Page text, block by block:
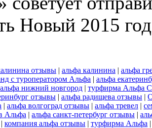
Новый 2015
отзывы | альфа калинина | альфа
с туроператором Альфа | альфа
альфа нижний новгород | турфирма Альфа
отзывы | альфа радищева отзывы |
| альфа волгоград отзывы | альфа тревел |
Альфа | альфа санкт-петербург отзывы |
| компания альфа отзывы | турфирма Альфа